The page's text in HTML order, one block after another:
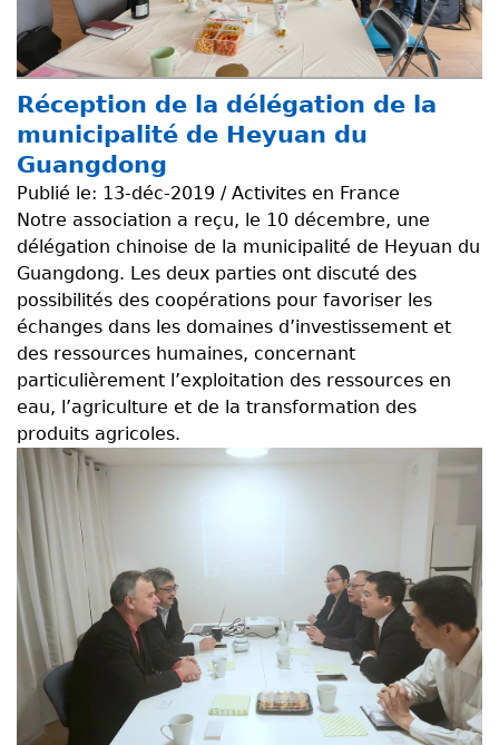
Réception de la délégation de la
municipalité de Heyuan du
Guangdong
Publié le: 13-déc-2019 / Activites en France
Notre association a reçu, le 10 décembre, une
délégation chinoise de la municipalité de Heyuan du
Guangdong. Les deux parties ont discuté des
possibilités des coopérations pour favoriser les
échanges dans les domaines d’investissement et
des ressources humaines, concernant
particulièrement l’exploitation des ressources en
eau, l’agriculture et de la transformation des
produits agricoles.